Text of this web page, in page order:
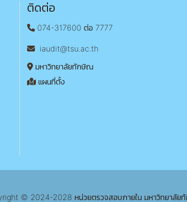
ติดต่อ
074-317600 ต่อ 7777
iaudit@tsu.ac.th
มหาวิทยาลัยทักษิณ
แผนที่ตั้ง
© 2024-2028 หน่วยตรวจสอบภายใน มหาวิทยาลัย